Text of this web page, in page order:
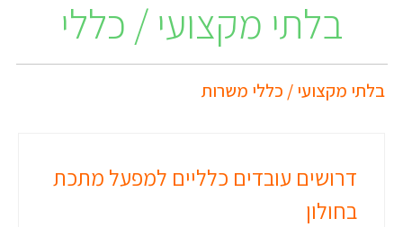
בלתי מקצועי / כללי
בלתי מקצועי / כללי משרות
דרושים עובדים כלליים למפעל מתכת
בחולון